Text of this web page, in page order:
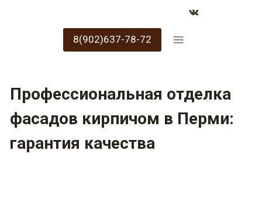
8(902)637-78-72
Профессиональная отделка
фасадов кирпичом в Перми:
гарантия качества